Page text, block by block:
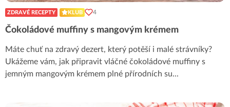
ZDRAVÉ RECEPTY KLUB 4
Čokoládové muffiny s mangovým krémem
Máte chuť na zdravý dezert, který potěší i malé strávníky?
Ukážeme vám, jak připravit vláčné čokoládové muffiny s
jemným mangovým krémem plné přírodních su...